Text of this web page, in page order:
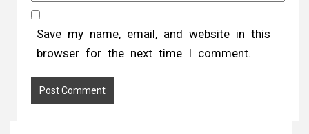
Save my name, email, and website in this
browser for the next time I comment.